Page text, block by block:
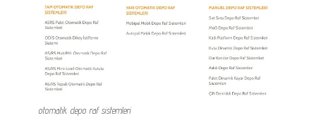
otomatik depo raf sistemleri